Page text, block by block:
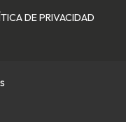
DE PRIVACIDAD